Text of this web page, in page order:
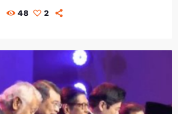
48 2